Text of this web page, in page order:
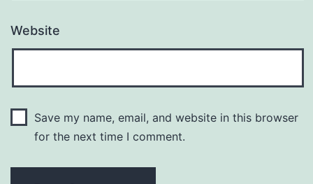
Website
Save my name, email, and website in this browser
for the next time I comment.